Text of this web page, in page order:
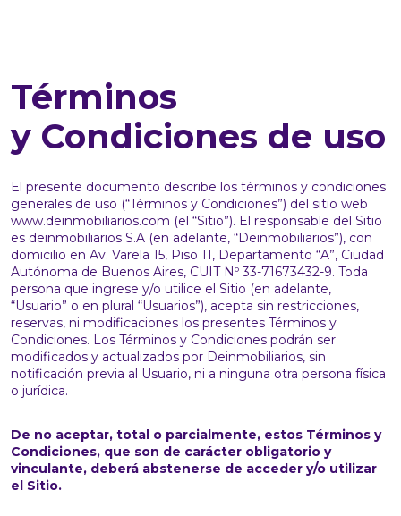
Términos
y Condiciones de uso
El presente documento describe los términos y condiciones
generales de uso (“Términos y Condiciones”) del sitio web
www.deinmobiliarios.com (el “Sitio”). El responsable del Sitio
es deinmobiliarios S.A (en adelante, “Deinmobiliarios”), con
domicilio en Av. Varela 15, Piso 11, Departamento “A”, Ciudad
Autónoma de Buenos Aires, CUIT Nº 33-71673432-9. Toda
persona que ingrese y/o utilice el Sitio (en adelante,
“Usuario” o en plural “Usuarios”), acepta sin restricciones,
reservas, ni modificaciones los presentes Términos y
Condiciones. Los Términos y Condiciones podrán ser
modificados y actualizados por Deinmobiliarios, sin
notificación previa al Usuario, ni a ninguna otra persona física
o jurídica.
De no aceptar, total o parcialmente, estos Términos y
Condiciones, que son de carácter obligatorio y
vinculante, deberá abstenerse de acceder y/o utilizar
el Sitio.